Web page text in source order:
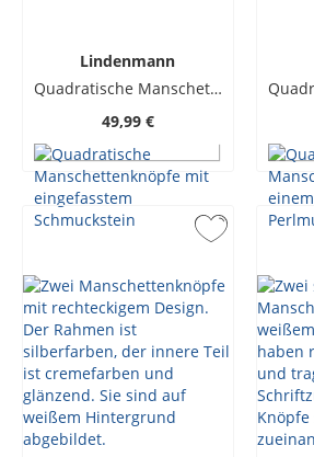
Lindenmann
Quadratische Manschettenknöpfe mit eingefasstem Schmuckstein
49,99 €